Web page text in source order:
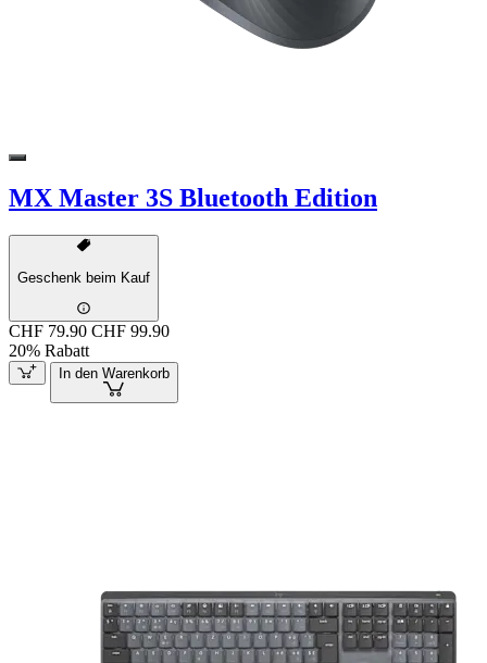
MX Master 3S Bluetooth Edition
Geschenk beim Kauf
CHF 79.90 CHF 99.90
20% Rabatt
In den Warenkorb